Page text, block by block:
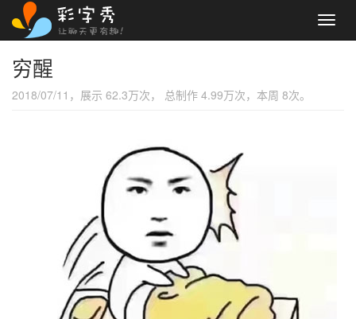
穷醒
2018/07/11，展示 62.3万次， 总制作 4.99万次，本周 8次。